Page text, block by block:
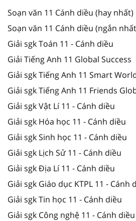
Soạn văn 11 Cánh diều (hay nhất)
Soạn văn 11 Cánh diều (ngắn
Giải sgk Toán 11 - Cánh diều
Giải Tiếng Anh 11 Global Success
Giải sgk Tiếng Anh 11 Smart
Giải sgk Tiếng Anh 11 Friends
Giải sgk Vật Lí 11 - Cánh diều
Giải sgk Hóa học 11 - Cánh diều
Giải sgk Sinh học 11 - Cánh diều
Giải sgk Lịch Sử 11 - Cánh diều
Giải sgk Địa Lí 11 - Cánh diều
Giải sgk Giáo dục KTPL 11 - Cánh
Giải sgk Tin học 11 - Cánh diều
Giải sgk Công nghệ 11 - Cánh diều